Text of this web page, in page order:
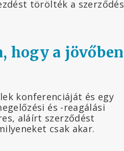
törölték a szerződés
hogy a jövőben
konferenciáját és egy
és -reagálási
aláírt szerződést
csak akar.